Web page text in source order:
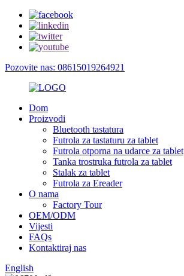
Pozovite nas: 08615019264921
Dom
Proizvodi
Bluetooth tastatura
Futrola za tastaturu za tablet
Futrola otporna na udarce za tablet
Tanka trostruka futrola za tablet
Stalak za tablet
Futrola za Ereader
O nama
Factory Tour
OEM/ODM
Vijesti
FAQs
Kontaktiraj nas
English